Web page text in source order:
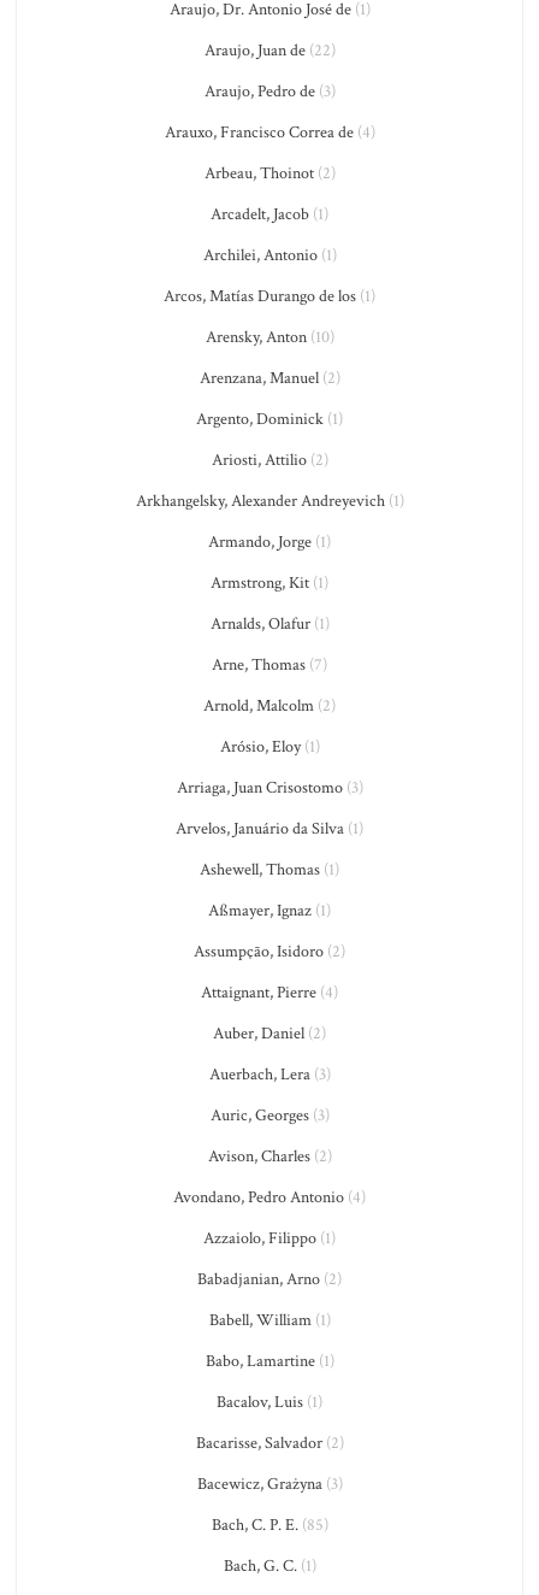
Araujo, Dr. Antonio José de(1)
Araujo, Juan de(22)
Araujo, Pedro de(3)
Arauxo, Francisco Correa de(4)
Arbeau, Thoinot(2)
Arcadelt, Jacob (1)
Archilei, Antonio(1)
Arcos, Matías Durango de los (1)
Arensky, Anton(10)
Arenzana, Manuel(2)
Argento, Dominick (1)
Ariosti, Attilio(2)
Arkhangelsky, Alexander Andreyevich(1)
Armando, Jorge (1)
Armstrong, Kit (1)
Arnalds, Olafur(1)
Arne, Thomas (7)
Arnold, Malcolm (2)
Arósio, Eloy(1)
Arriaga, Juan Crisostomo(3)
Arvelos, Januário da Silva (1)
Ashewell, Thomas (1)
Aßmayer, Ignaz (1)
Assumpção, Isidoro (2)
Attaignant, Pierre (4)
Auber, Daniel (2)
Auerbach, Lera(3)
Auric, Georges(3)
Avison, Charles(2)
Avondano, Pedro Antonio (4)
Azzaiolo, Filippo (1)
Babadjanian, Arno (2)
Babell, William(1)
Babo, Lamartine(1)
Bacalov, Luis (1)
Bacarisse, Salvador(2)
Bacewicz, Grażyna(3)
Bach, C. P. E.(85)
Bach, G. C.(1)